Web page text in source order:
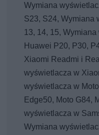
Wymiana
S23, S24, Wymiana
13, 14, 15,
Huawei P20, P30,
Xiaomi Readmi i
wyświetlacza w
wyświetlacza w
Edge50, Moto G84,
wyświetlacza w
Wymiana